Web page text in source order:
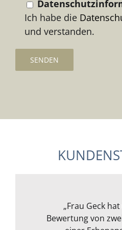
Ich habe die
und verstanden.
„Frau Geck
Bewertung von
„Wir wollten ein
im Rheingau von
„Ich war erst
mit der Materie
Frau Geck hat für
in Mainz
„Meine Frau und
Geck